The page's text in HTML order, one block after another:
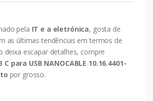
pela IT e a eletrónica, gosta de
as últimas tendências em termos de
deixa escapar detalhes, compre
para USB NANOCABLE 10.16.4401-
por grosso.